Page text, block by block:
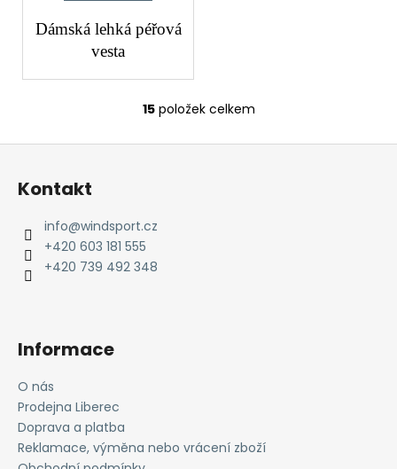
Dámská lehká péřová
vesta
O
v
s
15položek celkem
Z
Kontakt
info@windsport.cz
+420 603 181 555
+420 739 492 348
Informace
O nás
Prodejna Liberec
Doprava a platba
Reklamace, výměna nebo vrácení zboží